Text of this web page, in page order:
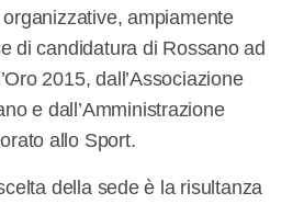
ampiamente
di candidatura di Rossano ad
2015, dall’Associazione
e dall’Amministrazione
allo Sport.
della sede è la risultanza